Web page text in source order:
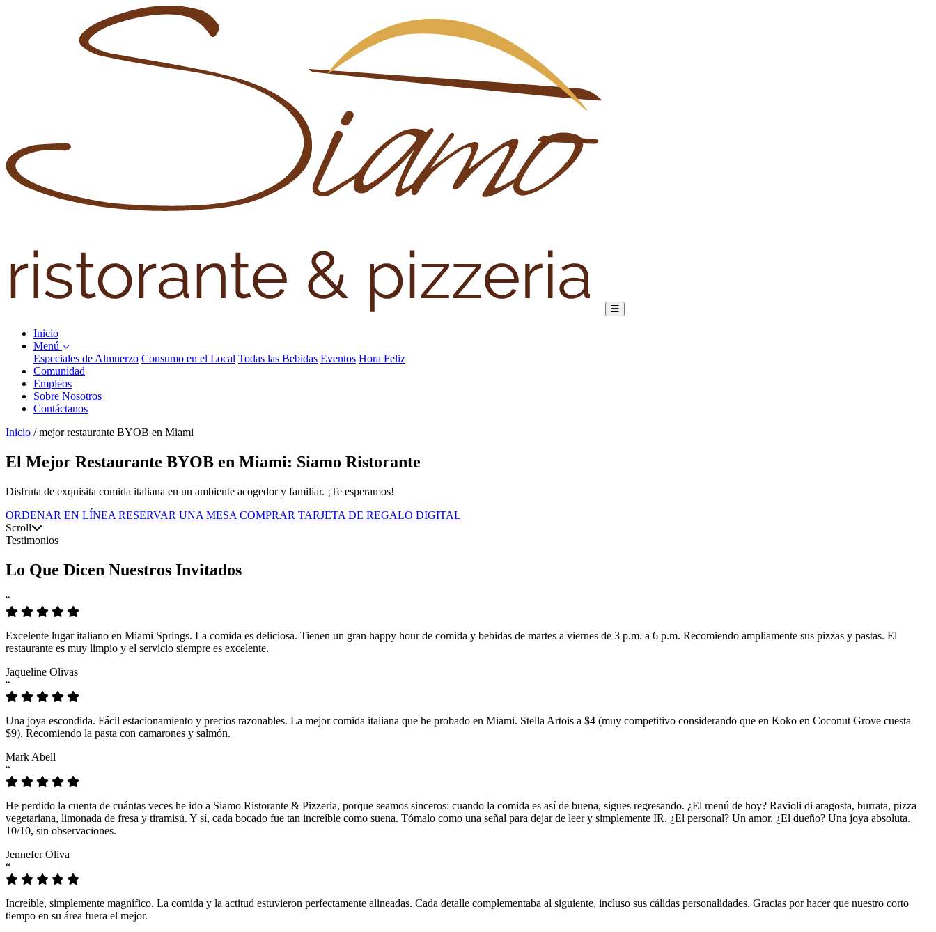
Inicio
Menú
Especiales de Almuerzo Consumo en el Local Todas las Bebidas Eventos Hora Feliz
Comunidad
Empleos
Sobre Nosotros
Contáctanos
Inicio / mejor restaurante BYOB en Miami
El Mejor Restaurante BYOB en Miami: Siamo Ristorante
Disfruta de exquisita comida italiana en un ambiente acogedor y familiar. ¡Te esperamos!
ORDENAR EN LÍNEA RESERVAR UNA MESA COMPRAR TARJETA DE REGALO DIGITAL
Scroll
Testimonios
Lo Que Dicen Nuestros Invitados
“
Excelente lugar italiano en Miami Springs. La comida es deliciosa. Tienen un gran happy hour de comida y bebidas de martes a viernes de 3 p.m. a 6 p.m. Recomiendo ampliamente sus pizzas y pastas. El
restaurante es muy limpio y el servicio siempre es excelente.
Jaqueline Olivas
“
Una joya escondida. Fácil estacionamiento y precios razonables. La mejor comida italiana que he probado en Miami. Stella Artois a $4 (muy competitivo considerando que en Koko en Coconut Grove cuesta
$9). Recomiendo la pasta con camarones y salmón.
Mark Abell
“
He perdido la cuenta de cuántas veces he ido a Siamo Ristorante & Pizzeria, porque seamos sinceros: cuando la comida es así de buena, sigues regresando. ¿El menú de hoy? Ravioli di aragosta, burrata, pizza
vegetariana, limonada de fresa y tiramisú. Y sí, cada bocado fue tan increíble como suena. Tómalo como una señal para dejar de leer y simplemente IR. ¿El personal? Un amor. ¿El dueño? Una joya absoluta.
10/10, sin observaciones.
Jennefer Oliva
“
Increíble, simplemente magnífico. La comida y la actitud estuvieron perfectamente alineadas. Cada detalle complementaba al siguiente, incluso sus cálidas personalidades. Gracias por hacer que nuestro corto
tiempo en su área fuera el mejor.